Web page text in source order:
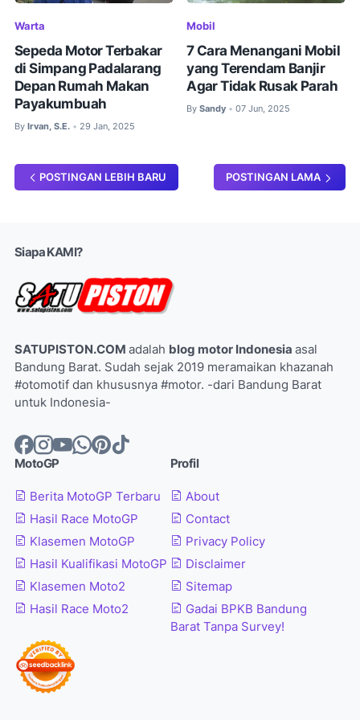
Warta
Sepeda Motor Terbakar
di Simpang Padalarang
Depan Rumah Makan
Payakumbuah
By Irvan, S.E. • 29 Jan, 2025
Mobil
7 Cara Menangani Mobil
yang Terendam Banjir
Agar Tidak Rusak Parah
By Sandy • 07 Jun, 2025
POSTINGAN LEBIH BARU POSTINGAN LAMA
Siapa KAMI?
SATUPISTON.COM adalah blog motor Indonesia asal
Bandung Barat. Sudah sejak 2019 meramaikan khazanah
#otomotif dan khususnya #motor. -dari Bandung Barat
untuk Indonesia-
MotoGP
Berita MotoGP Terbaru
Hasil Race MotoGP
Klasemen MotoGP
Hasil Kualifikasi MotoGP
Klasemen Moto2
Hasil Race Moto2
Profil
About
Contact
Privacy Policy
Disclaimer
Sitemap
Gadai BPKB Bandung
Barat Tanpa Survey!